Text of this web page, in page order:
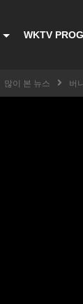
WKTV
많이 본 뉴스 버